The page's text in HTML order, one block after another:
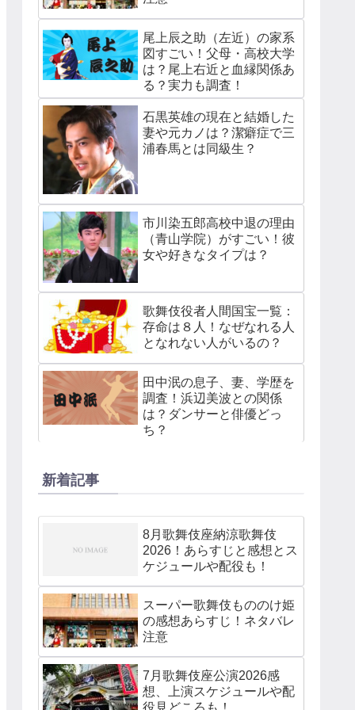
尾上辰之助（左近）の家系
図すごい！父母・高校大学
は？尾上右近と血縁関係あ
る？実力も調査！
石黒英雄の現在と結婚した
妻や元カノは？潔癖症で三
浦春馬とは同級生？
市川染五郎高校中退の理由
（青山学院）がすごい！彼
女や好きなタイプは？
歌舞伎役者人間国宝一覧：
存命は８人！なぜなれる人
となれない人がいるの？
田中泯の息子、妻、学歴を
調査！浜辺美波との関係
は？ダンサーと俳優どっ
ち？
新着記事
8月歌舞伎座納涼歌舞伎
2026！あらすじと感想とス
ケジュールや配役も！
スーパー歌舞伎もののけ姫
の感想あらすじ！ネタバレ
注意
7月歌舞伎座公演2026感
想、上演スケジュールや配